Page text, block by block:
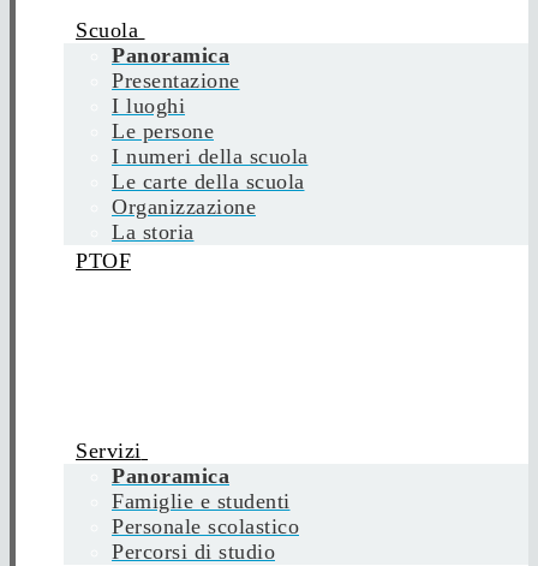
Scuola
Panoramica
Presentazione
I luoghi
Le persone
I numeri della scuola
Le carte della scuola
Organizzazione
La storia
PTOF
Servizi
Panoramica
Famiglie e studenti
Personale scolastico
Percorsi di studio